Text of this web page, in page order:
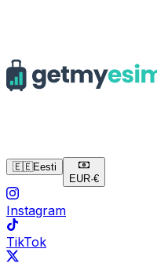
🇪🇪Eesti
EUR·€
Instagram
TikTok